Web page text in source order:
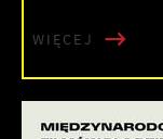
WIĘCEJ